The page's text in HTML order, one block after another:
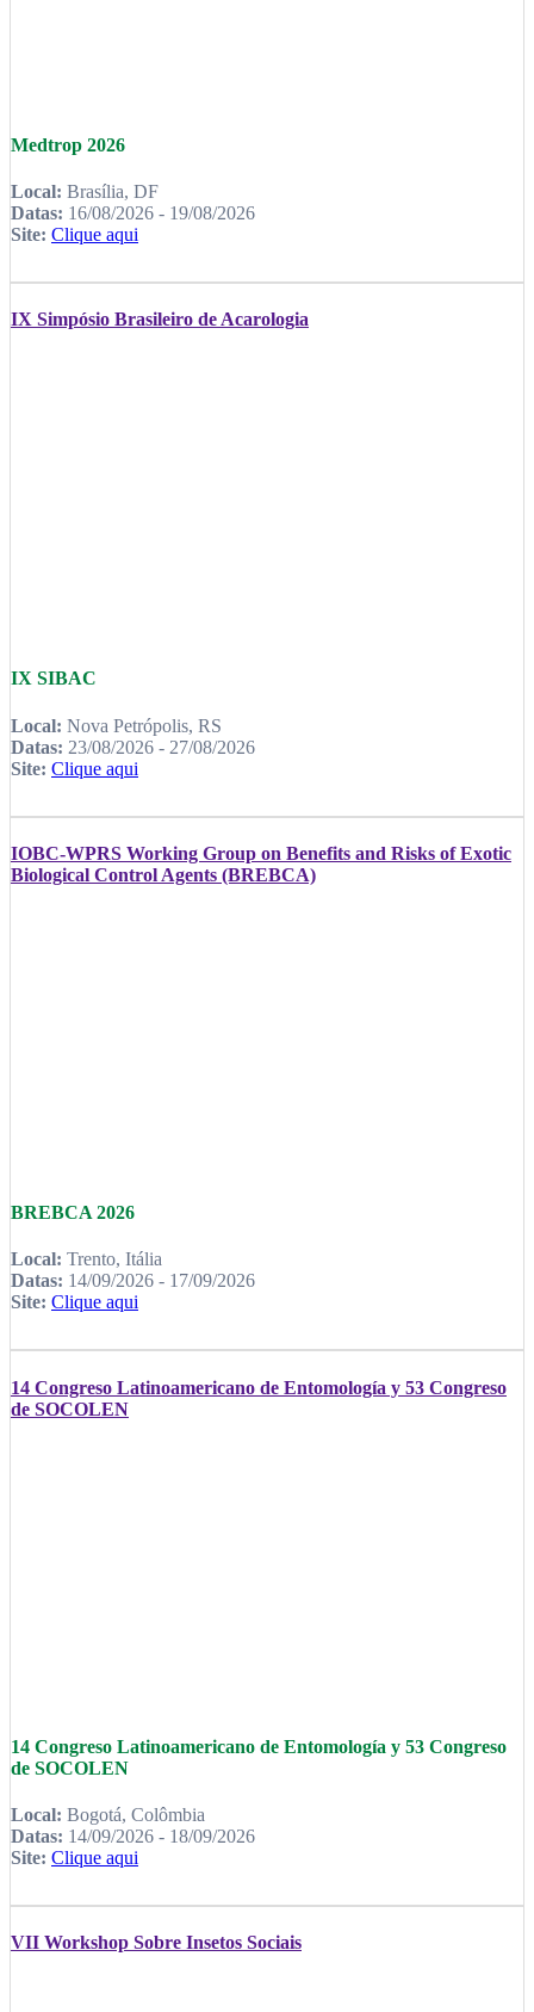
Medtrop 2026
Local: Brasília, DF
Datas: 16/08/2026 - 19/08/2026
Site: Clique aqui
IX Simpósio Brasileiro de Acarologia
IX SIBAC
Local: Nova Petrópolis, RS
Datas: 23/08/2026 - 27/08/2026
Site: Clique aqui
IOBC-WPRS Working Group on Benefits and Risks of Exotic
Biological Control Agents (BREBCA)
BREBCA 2026
Local: Trento, Itália
Datas: 14/09/2026 - 17/09/2026
Site: Clique aqui
14 Congreso Latinoamericano de Entomología y 53 Congreso
de SOCOLEN
14 Congreso Latinoamericano de Entomología y 53 Congreso
de SOCOLEN
Local: Bogotá, Colômbia
Datas: 14/09/2026 - 18/09/2026
Site: Clique aqui
VII Workshop Sobre Insetos Sociais